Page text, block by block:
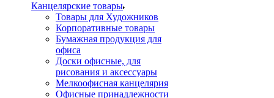
Канцелярские товары
Товары для Художников
Корпоративные товары
Бумажная продукция для
офиса
Доски офисные, для
рисования и аксессуары
Мелкоофисная канцелярия
Офисные принадлежности